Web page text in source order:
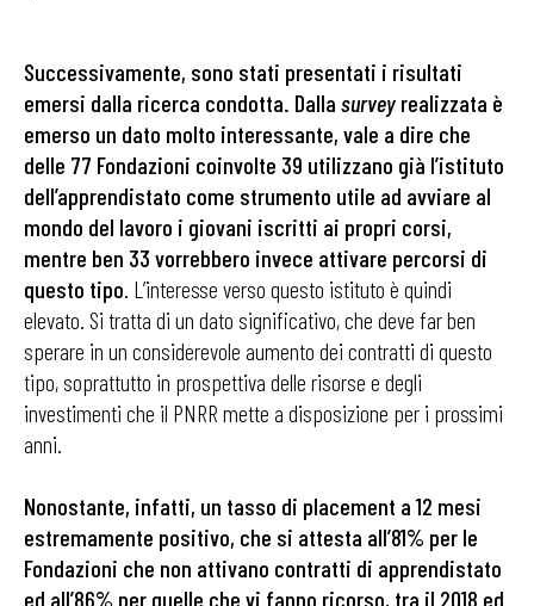
Successivamente, sono stati presentati i risultati
emersi dalla ricerca condotta. Dalla survey realizzata è
emerso un dato molto interessante, vale a dire che
delle 77 Fondazioni coinvolte 39 utilizzano già l’istituto
dell’apprendistato come strumento utile ad avviare al
mondo del lavoro i giovani iscritti ai propri corsi,
mentre ben 33 vorrebbero invece attivare percorsi di
questo tipo. L’interesse verso questo istituto è quindi
elevato. Si tratta di un dato significativo, che deve far ben
sperare in un considerevole aumento dei contratti di questo
tipo, soprattutto in prospettiva delle risorse e degli
investimenti che il PNRR mette a disposizione per i prossimi
anni.
Nonostante, infatti, un tasso di placement a 12 mesi
estremamente positivo, che si attesta all’81% per le
Fondazioni che non attivano contratti di apprendistato
ed all’86% per quelle che vi fanno ricorso, tra il 2018 ed